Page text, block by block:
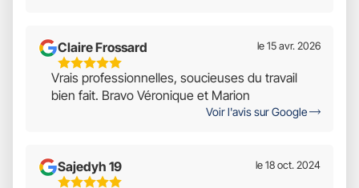
Claire Frossard
5
Étoiles
Sur
le 15 avr. 2026
Vrais professionnelles, soucieuses du travail
bien fait. Bravo Véronique et Marion
Voir l'avis sur Google
Sajedyh 19
5
le 18 oct. 2024